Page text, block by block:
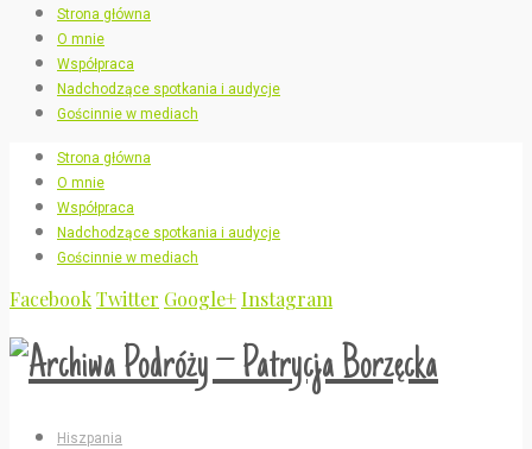
Strona główna
O mnie
Współpraca
Nadchodzące spotkania i audycje
Gościnnie w mediach
Strona główna
O mnie
Współpraca
Nadchodzące spotkania i audycje
Gościnnie w mediach
FacebookTwitter Google+Instagram
Hiszpania